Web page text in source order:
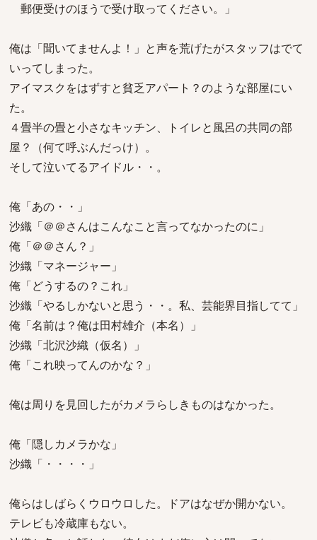
郵便受けのほうで受け取ってください。」
俺は「聞いてませんよ！」と声を荒げたがスタッフはでて
いってしまった。
アイマスクをはずすと貧乏アパート？のような部屋にい
た。
４畳半の畳と小さなキッチン、トイレと風呂の共同の部
屋？（何て呼ぶんだっけ）。
そして泣いてるアイドル・・。
俺「あの・・」
沙織「＠＠さんはこんなこと言ってなかったのに」
俺「＠＠さん？」
沙織「マネージャー」
俺「どうするの？これ」
沙織「やるしかないと思う・・。私、芸能界目指してて」
俺「名前は？俺は田村雄介（本名）」
沙織「北沢沙織（仮名）」
俺「これ映ってんのかな？」
俺は周りを見回したがカメラらしきものはなかった。
俺「隠しカメラかな」
沙織「・・・・」
俺らはしばらくウロウロした。ドアはなぜか開かない。
テレビも冷蔵庫もない。